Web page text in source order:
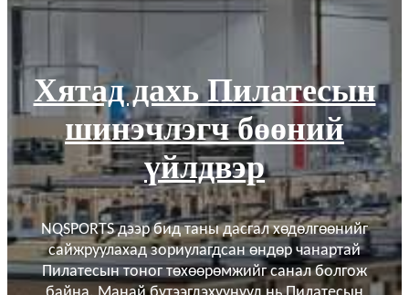
Хятад дахь Пилатесын
шинэчлэгч бөөний
үйлдвэр
NQSPORTS дээр бид таны дасгал хөдөлгөөнийг
сайжруулахад зориулагдсан өндөр чанартай
Пилатесын тоног төхөөрөмжийг санал болгож